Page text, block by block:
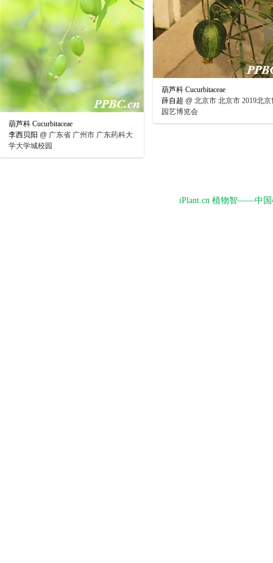
葫芦科 Cucurbitaceae
薛自超 @ 北京市 北京市 2019北京
园艺博览会
葫芦科 Cucurbitaceae
李西贝阳 @ 广东省 广州市 广东药科大
学大学城校园
iPlant.cn 植物智——中国